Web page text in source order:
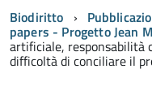
Biodiritto
papers - Progetto Jean
artificiale, responsabilità
difficoltà di conciliare il